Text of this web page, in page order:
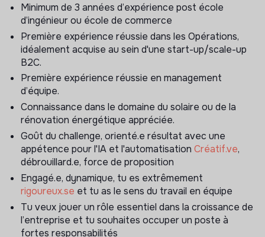
Garantir la qualité opérationnelles des
installations réalisées: qualité, coût, délai
Pilotage de la performance : Définir les objectifs
opérationnels (chantiers, CA), en coordonner le
déploiement et accompagner les équipes dans leur
réalisation
Qualité et conformité : Fixer le cadre d'exécution des
chantiers et garantir le respect des standards de
qualité de Hello Watt.
Gestion du réseau de partenaires RGE en sous-
traitance : Développer et piloter le réseau d’artisans
partenaires, suivre leurs performances et déployer
des processus d'accompagnement dédiés.
Achat et chaîne logistique : Assurer le suivi
stratégique et opérationnel des fournisseurs et
distributeurs (de la négociation tarifaire au suivi
Minimum de 3 années d’expérience post école
d’ingénieur ou école de commerce
Première expérience réussie dans les Opérations,
idéalement acquise au sein d'une start-up/scale-up
B2C.
Première expérience réussie en management
d’équipe.
Connaissance dans le domaine du solaire ou de la
rénovation énergétique appréciée.
Goût du challenge, orienté.e résultat avec une
appétence pour l'IA et l'automatisation Créatif.ve,
débrouillard.e, force de proposition
Engagé.e, dynamique, tu es extrêmement
rigoureux.se et tu as le sens du travail en équipe
Tu veux jouer un rôle essentiel dans la croissance de
l’entreprise et tu souhaites occuper un poste à
fortes responsabilités